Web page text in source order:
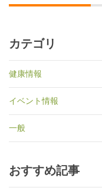
カテゴリ
健康情報
イベント情報
一般
おすすめ記事